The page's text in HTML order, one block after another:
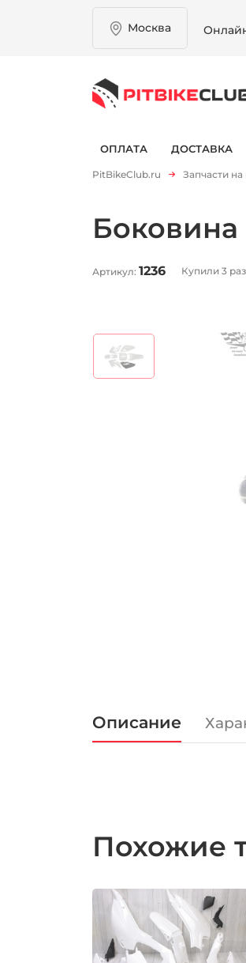
Москва
ОПЛАТА ДОСТАВКА
PitBikeClub.ru Запчасти
Боковина
Артикул: 1236 Купили 3
Описание
Похожие